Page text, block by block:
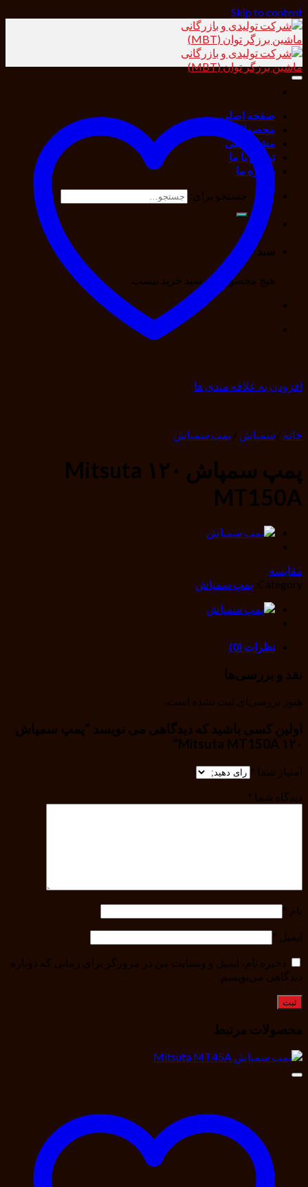
Skip to content
صفحه اصلی
محصولات
مشاور فنی
تماس با ما
درباره ما
جستجو برای:
سبد خرید
هیچ محصولی در سبد خرید نیست.
افزودن به علاقه مندی ها
خانه / سمپاش / پمپ سمپاش
پمپ سمپاش ۱۲۰ Mitsuta
MT150A
مقایسه
Category: پمپ سمپاش
نظرات (0)
نقد و بررسی‌ها
هنوز بررسی‌ای ثبت نشده است.
اولین کسی باشید که دیدگاهی می نویسد “پمپ سمپاش
۱۲۰ Mitsuta MT150A”
امتیاز شما *
دیدگاه شما *
نام *
ایمیل
*
ذخیره نام، ایمیل و وبسایت من در مرورگر برای زمانی که دوباره
دیدگاهی می‌نویسم.
محصولات مرتبط